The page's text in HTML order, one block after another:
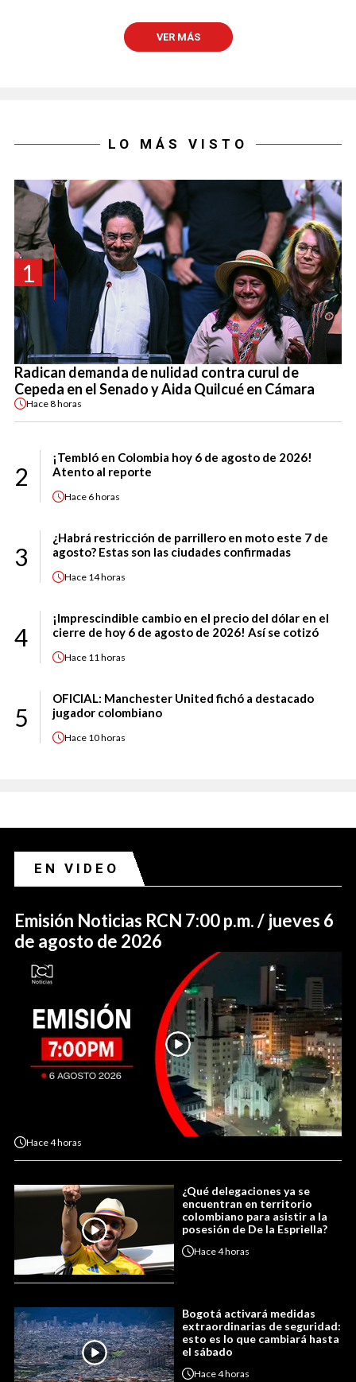
VER MÁS
LO MÁS VISTO
1
Radican demanda de nulidad contra curul de
Cepeda en el Senado y Aida Quilcué en Cámara
Hace8 horas
2
¡Tembló en Colombia hoy 6 de agosto de 2026!
Atento al reporte
Hace 6 horas
3
¿Habrá restricción de parrillero en moto este 7 de
agosto? Estas son las ciudades confirmadas
Hace 14 horas
4
¡Imprescindible cambio en el precio del dólar en el
cierre de hoy 6 de agosto de 2026! Así se cotizó
Hace 11 horas
5
OFICIAL: Manchester United fichó a destacado
jugador colombiano
Hace 10 horas
EN VIDEO
Emisión Noticias RCN 7:00 p.m. / jueves 6
de agosto de 2026
Hace4 horas
¿Qué delegaciones ya se
encuentran en territorio
colombiano para asistir a la
posesión de De la Espriella?
Hace4 horas
Bogotá activará medidas
extraordinarias de seguridad:
esto es lo que cambiará hasta
el sábado
Hace4 horas